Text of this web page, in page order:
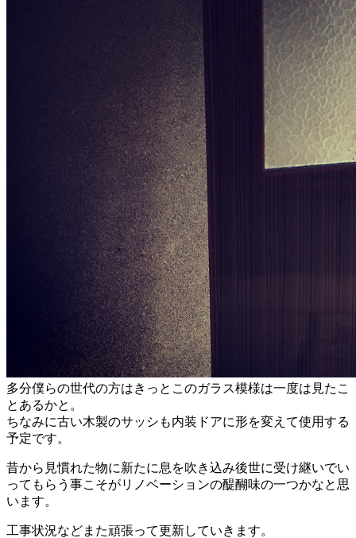
多分僕らの世代の方はきっとこのガラス模様は一度は見たこ
とあるかと。
ちなみに古い木製のサッシも内装ドアに形を変えて使用する
予定です。
昔から見慣れた物に新たに息を吹き込み後世に受け継いでい
ってもらう事こそがリノベーションの醍醐味の一つかなと思
います。
工事状況などまた頑張って更新していきます。